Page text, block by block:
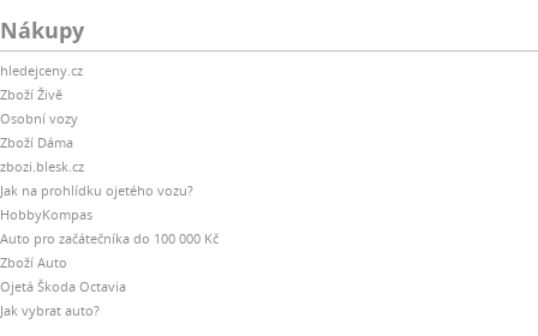
Nákupy
hledejceny.cz
Zboží Živě
Osobní vozy
Zboží Dáma
zbozi.blesk.cz
Jak na prohlídku ojetého vozu?
HobbyKompas
Auto pro začátečníka do 100 000 Kč
Zboží Auto
Ojetá Škoda Octavia
Jak vybrat auto?